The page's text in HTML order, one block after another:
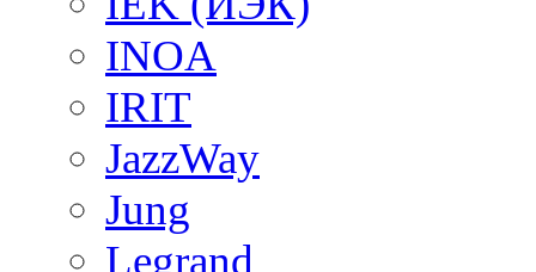
INOA
IRIT
JazzWay
Jung
Legrand